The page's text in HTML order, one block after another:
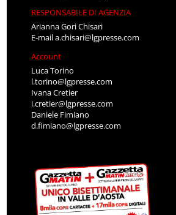
RESPONSABILE DI AGENZIA
Arianna Gori Chisari
E-maila.chisari@lgpresse.com
Account
Luca Torino
l.torino@lgpresse.com
Ivana Cretier
i.cretier@lgpresse.com
Daniele Fimiano
d.fimiano@lgpresse.com